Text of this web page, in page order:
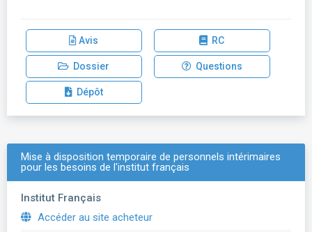
Avis RC
Dossier Questions
Dépôt
Mise à disposition temporaire de personnels intérimaires
pour les besoins de l'institut français
Institut Français
Accéder au site acheteur